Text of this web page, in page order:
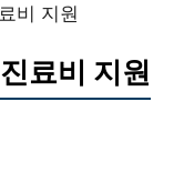
비 지원
료비 지원